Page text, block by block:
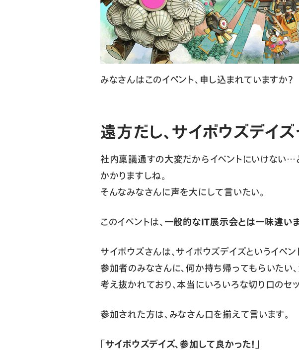
みなさんはこのイベント、申し込まれていますか？
遠方だし、サイボウズデイ
社内稟議通すの大変だからイベントにいけない…
かかりますしね。
そんなみなさんに声を大にして言いたい。
このイベントは、 一般的なIT展示会とは一味違いま
サイボウズさんは、サイボウズデイズというイベ
参加者のみなさんに、何か持ち帰ってもらいたい
考え抜かれており、本当にいろいろな切り口のセ
参加された方は、みなさん口を揃えて言います。
「サイボウズデイズ、参加して良かった！」